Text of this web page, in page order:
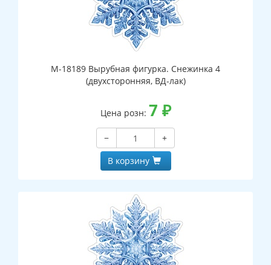
М-18189 Вырубная фигурка. Снежинка 4
(двухсторонняя, ВД-лак)
Цена розн: 7 ₽
−
+
В корзину